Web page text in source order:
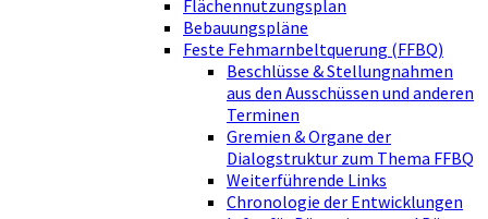
Flächennutzungsplan
Bebauungspläne
Feste Fehmarnbeltquerung (FFBQ)
Beschlüsse & Stellungnahmen
aus den Ausschüssen und anderen
Terminen
Gremien & Organe der
Dialogstruktur zum Thema FFBQ
Weiterführende Links
Chronologie der Entwicklungen